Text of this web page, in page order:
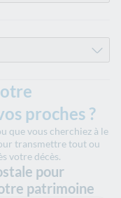
proches ?
que vous cherchiez à le
transmettre tout ou
votre décès.
pour
patrimoine